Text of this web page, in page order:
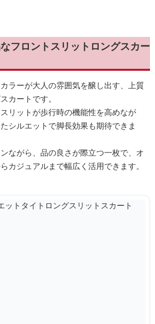
フロントスリットロングスカー
ラーが大人の雰囲気を醸し出す、上質
カートです。
リットが歩行時の機能性を高めなが
シルエットで脚長効果も期待できま
ながら、品の良さが際立つ一枚で、オ
カジュアルまで幅広く活用できます。